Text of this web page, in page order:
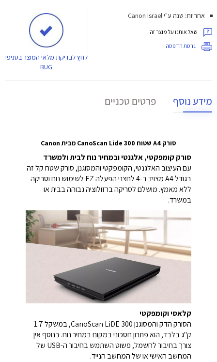
אחריות: שנה ע"י Canon Israel
שאל אותנו על מוצר זה
גרסת הדפסה
לחץלבדיקת מלאי המוצר בסניפי
BUG
מידע נוסף פרטים טכניים
סורק A4 שטוח CanoScan Lide 300 מבית Canon
סורק קומפקטי, אלגנטי ובמחיר נוח לבית ולמשרד
עם העיצוב האלגנטי, הקומפקטי והמסוגנן, סורק שטח קל זה
בגודל A4 מצויד ב-4 לחצני הפעלה EZ לשימוש נוח וסריקה
ללא מאמץ. מושלם לסריקה ברזולוציה גבוהה בבית או
במשרד.
קלאסי וקומפקטי
הסורק הדק והמסוגנן CanoScan LiDE 300, במשקל 1.7
ק"ג בלבד, הוא פתרון חסכוני במקום במחיר נוח. בנוסף אין
צורך בחיבור לחשמל, פשוט השתמש בחיבור ה-USB של
המחשב האישי או של המחשב הנייד.